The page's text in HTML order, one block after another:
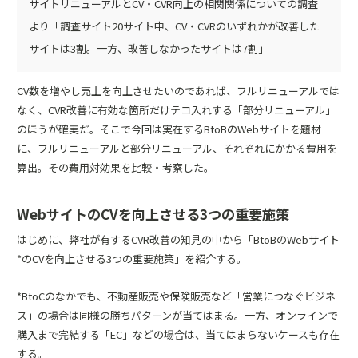
サイトリニューアルとCV・CVR向上の相関関係についての調査
より「調査サイト20サイト中、CV・CVRのいずれかが改善した
サイトは3割。一方、改善しなかったサイトは7割」
CV数を増やし売上を向上させたいのであれば、フルリニューアルでは
なく、CVR改善に有効な箇所だけテコ入れする「部分リニューアル」
のほうが確実だ。そこで今回は実在するBtoBのWebサイトを題材
に、フルリニューアルと部分リニューアル、それぞれにかかる費用を
算出。その費用対効果を比較・考察した。
WebサイトのCVを向上させる3つの重要施策
はじめに、弊社が有するCVR改善の知見の中から「BtoBのWebサイト
*のCVを向上させる3つの重要施策」を紹介する。
*BtoCのなかでも、不動産販売や保険販売など「営業につなぐビジネ
ス」の場合は同様の勝ちパターンが当てはまる。一方、オンラインで
購入まで完結する「EC」などの場合は、当てはまらないケースも存在
する。